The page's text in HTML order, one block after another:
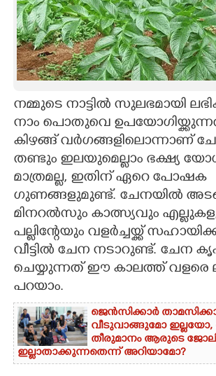
INFO+
ART
CARTOONS
LITERATURE
ZOOM
CONTACT US
നമ്മുടെ നാട്ടിൽ സുലഭമായി
നാം പൊതുവെ
കിഴങ്ങ് വർഗങ്ങളിലൊന്നാണ്
തണ്ടും ഇലയുമെല്ലാം ഭക്ഷ്യ
മാത്രമല്ല,​ ഇതിന് ഏറെ പോഷക
ഗുണങ്ങളുമുണ്ട്. ചേനയിൽ
മിനറൽസും കാത്സ്യവും
പല്ലിന്റേയും വളർച്ചയ്ക്ക്
വീട്ടിൽ ചേന നടാറുണ്ട്. ചേന
ചെയ്യുന്നത് ഈ കാലത്ത് വളരെ
പറയാം.
ജെൻസിക്കാർ
വീടുവാങ്ങുമോ
തീരുമാനം ആരുടെ
ഇല്ലാതാക്കുന്നതെന്ന് അറിയാമോ?